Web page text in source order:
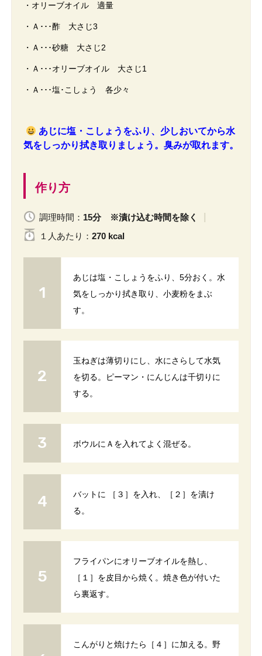
・オリーブオイル 適量
・Ａ･･･酢 大さじ3
・Ａ･･･砂糖 大さじ2
・Ａ･･･オリーブオイル 大さじ1
・Ａ･･･塩･こしょう 各少々
あじに塩・こしょうをふり、少しおいてから水
気をしっかり拭き取りましょう。臭みが取れます。
作り方
調理時間： 15分 ※漬け込む時間を除く
１人 あたり ： 270 kcal
あじは塩・こしょうをふり、5分おく。水
気をしっかり拭き取り、小麦粉をまぶ
す。
玉ねぎは薄切りにし、水にさらして水気
を切る。ピーマン・にんじんは千切りに
する。
ボウルにＡを入れてよく混ぜる。
バットに ［３］を入れ、［２］を漬け
る。
フライパンにオリーブオイルを熱し、
［１］を皮目から焼く。焼き色が付いた
ら裏返す。
こんがりと焼けたら［４］に加える。野